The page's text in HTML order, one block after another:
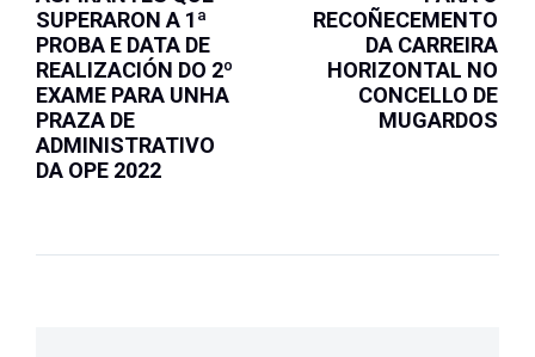
SUPERARON A 1ª
PROBA E DATA DE
REALIZACIÓN DO 2º
EXAME PARA UNHA
PRAZA DE
ADMINISTRATIVO
DA OPE 2022
RECOÑECEMENTO
DA CARREIRA
HORIZONTAL NO
CONCELLO DE
MUGARDOS